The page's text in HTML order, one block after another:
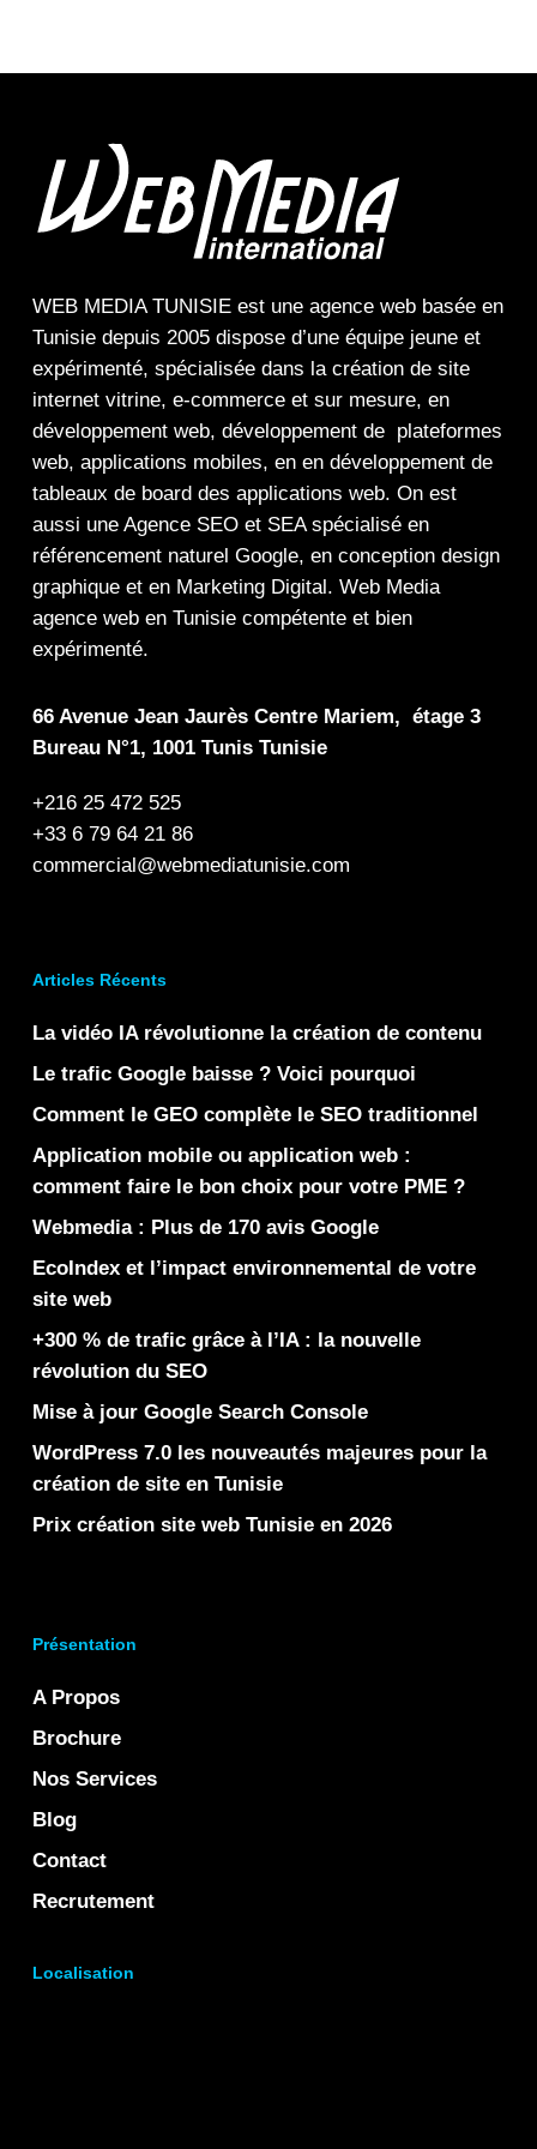
WEB MEDIA TUNISIEest une agence webbasée en
Tunisie depuis 2005 dispose d’une équipe jeune et
expérimenté, spécialisée dans la création de site
internet vitrine, e-commerceet sur mesure, en
développement web, développement de plateformes
web, applications mobiles, en en développement de
tableaux de boarddes applications web. On est
aussi une Agence SEOet SEAspécialisé en
référencement naturel Google, en conception design
graphiqueet en Marketing Digital. Web Media
agence web en Tunisie compétente et bien
expérimenté.
66 Avenue Jean Jaurès Centre Mariem, étage 3
Bureau N°1, 1001 Tunis Tunisie
+216 25 472 525
+33 6 79 64 21 86
commercial@webmediatunisie.com
Articles Récents
La vidéo IA révolutionne la création de contenu
Le trafic Google baisse ? Voici pourquoi
Comment le GEO complète le SEO traditionnel
Application mobile ou application web :
comment faire le bon choix pour votre PME ?
Webmedia : Plus de 170 avis Google
EcoIndex et l’impact environnemental de votre
site web
+300 % de trafic grâce à l’IA : la nouvelle
révolution du SEO
Mise à jour Google Search Console
WordPress 7.0 les nouveautés majeures pour la
création de site en Tunisie
Prix création site web Tunisie en 2026
Présentation
A Propos
Brochure
Nos Services
Blog
Contact
Recrutement
Localisation